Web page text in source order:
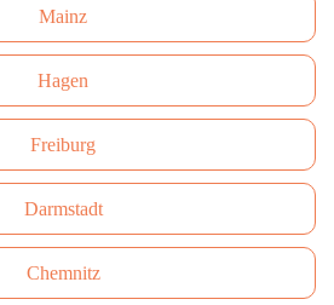
Mainz
Hagen
Freiburg
Darmstadt
Сhemnitz